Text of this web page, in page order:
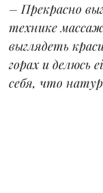
– Прекрасно
технике
выглядеть
горах и делюсь
себя, что